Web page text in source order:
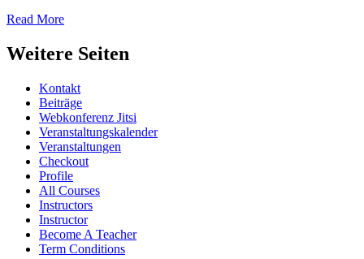
Read More
Weitere Seiten
Kontakt
Beiträge
Webkonferenz Jitsi
Veranstaltungskalender
Veranstaltungen
Checkout
Profile
All Courses
Instructors
Instructor
Become A Teacher
Term Conditions